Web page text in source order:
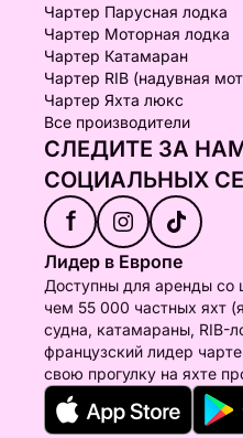
Чартер Парусная лодка
Чартер Моторная лодка
Чартер Катамаран
Чартер RIB (надувная
Чартер Яхта люкс
Все производители
СЛЕДИТЕ ЗА
СОЦИАЛЬНЫХ
f
Лидер в Европе
Доступны для аренды со
чем 55 000 частных яхт
судна, катамараны, RIB-
французский лидер
свою прогулку на яхте